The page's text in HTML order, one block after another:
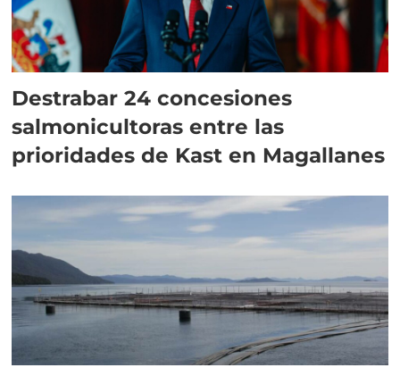
Destrabar 24 concesiones
salmonicultoras entre las
prioridades de Kast en Magallanes